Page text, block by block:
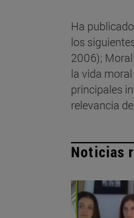
Ha
los
2006);
la vida
principales
relevancia
Noticias